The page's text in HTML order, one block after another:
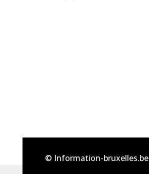
© Information-bruxelles.be